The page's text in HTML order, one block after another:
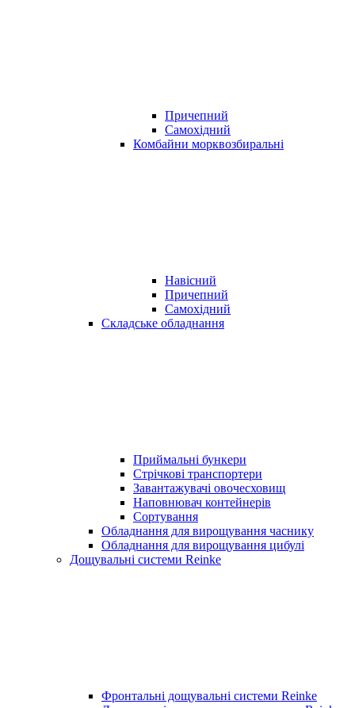
Причепний
Самохідний
Комбайни морквозбиральні
Навісний
Причепний
Самохідний
Складське обладнання
Приймальні бункери
Стрічкові транспортери
Завантажувачі овочесховищ
Наповнювач контейнерів
Сортування
Обладнання для вирощування часнику
Обладнання для вирощування цибулі
Дощувальні системи Reinke
Фронтальні дощувальні системи Reinke